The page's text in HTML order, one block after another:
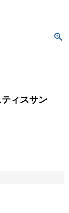
ィスサン